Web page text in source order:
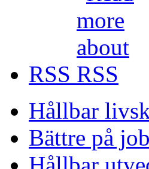
RSS
Hållbar
Bättre på